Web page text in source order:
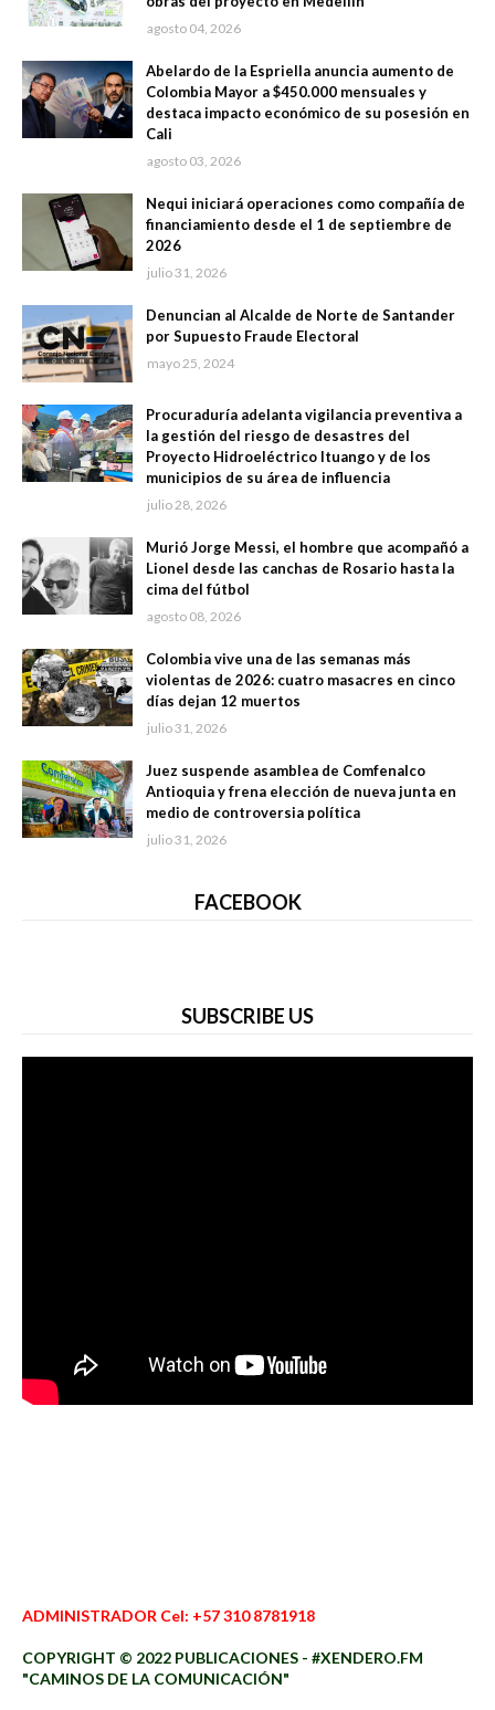
agosto 04, 2026
Abelardo de la Espriella anuncia aumento de
Colombia Mayor a $450.000 mensuales y
destaca impacto económico de su posesión en
Cali
agosto 03, 2026
Nequi iniciará operaciones como compañía de
financiamiento desde el 1 de septiembre de
2026
julio 31, 2026
Denuncian al Alcalde de Norte de Santander
por Supuesto Fraude Electoral
mayo 25, 2024
Procuraduría adelanta vigilancia preventiva a
la gestión del riesgo de desastres del
Proyecto Hidroeléctrico Ituango y de los
municipios de su área de influencia
julio 28, 2026
Murió Jorge Messi, el hombre que acompañó a
Lionel desde las canchas de Rosario hasta la
cima del fútbol
agosto 08, 2026
Colombia vive una de las semanas más
violentas de 2026: cuatro masacres en cinco
días dejan 12 muertos
julio 31, 2026
Juez suspende asamblea de Comfenalco
Antioquia y frena elección de nueva junta en
medio de controversia política
julio 31, 2026
FACEBOOK
SUBSCRIBE US
ADMINISTRADOR Cel: +57 310 8781918
COPYRIGHT © 2022 PUBLICACIONES - #XENDERO.FM
"CAMINOS DE LA COMUNICACIÓN"